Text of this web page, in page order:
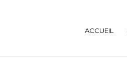
ACCUEIL